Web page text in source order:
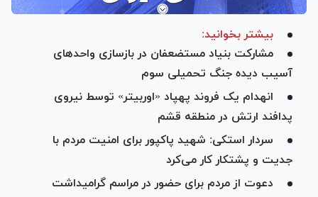
بیشتر بخوانید:
مشارکت بنیاد مستضعفان در بازسازی واحدهای
آسیب دیده جنگ تحمیلی سوم
انهدام یک فروند پهپاد «اوربیتر» توسط نیروی
پدافند ارتش در منطقه قشم
سردار استکی: شهید پاکپور برای امنیت مردم با
جدیت و پشتکار کار می‌کرد
دعوت از مردم برای حضور در مراسم گرامیداشت